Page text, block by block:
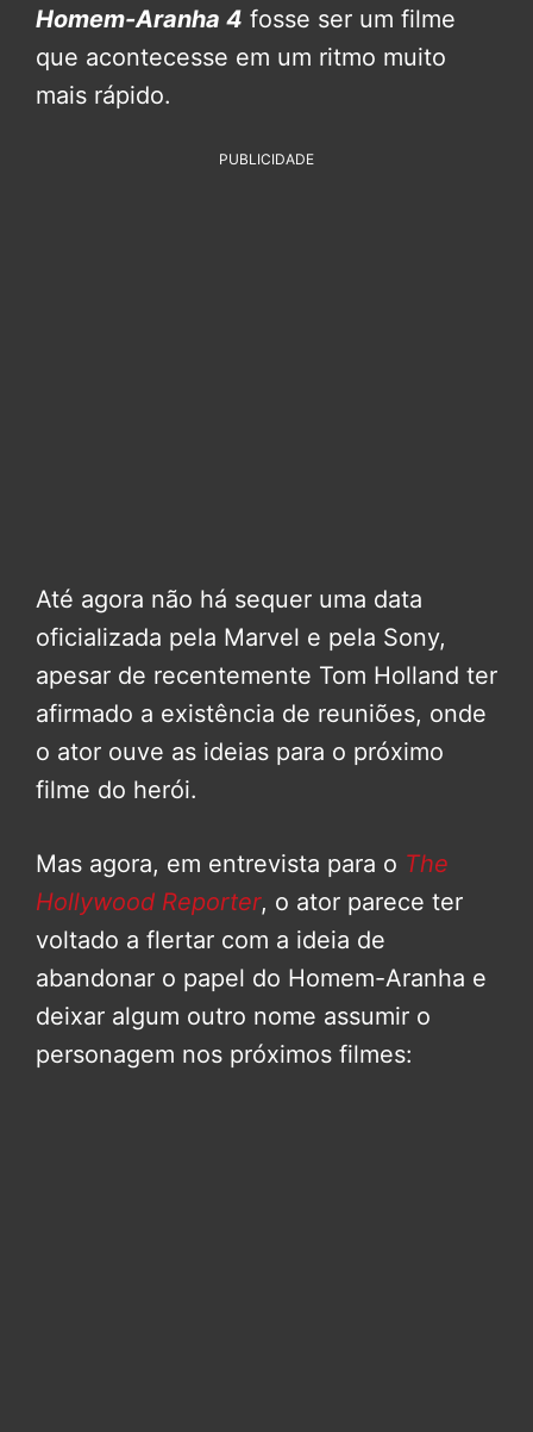
Homem-Aranha 4 fosse ser um filme
que acontecesse em um ritmo muito
mais rápido.
PUBLICIDADE
Até agora não há sequer uma data
oficializada pela Marvel e pela Sony,
apesar de recentemente Tom Holland ter
afirmado a existência de reuniões, onde
o ator ouve as ideias para o próximo
filme do herói.
Mas agora, em entrevista para o The
Hollywood Reporter, o ator parece ter
voltado a flertar com a ideia de
abandonar o papel do Homem-Aranha e
deixar algum outro nome assumir o
personagem nos próximos filmes: